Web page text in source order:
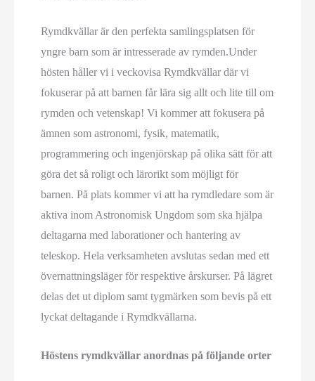
Rymdkvällar är den perfekta samlingsplatsen för
yngre barn som är intresserade av rymden.Under
hösten håller vi i veckovisa Rymdkvällar där vi
fokuserar på att barnen får lära sig allt och lite till om
rymden och vetenskap! Vi kommer att fokusera på
ämnen som astronomi, fysik, matematik,
programmering och ingenjörskap på olika sätt för att
göra det så roligt och lärorikt som möjligt för
barnen. På plats kommer vi att ha rymdledare som är
aktiva inom Astronomisk Ungdom som ska hjälpa
deltagarna med laborationer och hantering av
teleskop. Hela verksamheten avslutas sedan med ett
övernattningsläger för respektive årskurser. På lägret
delas det ut diplom samt tygmärken som bevis på ett
lyckat deltagande i Rymdkvällarna.
Höstens rymdkvällar anordnas på följande orter